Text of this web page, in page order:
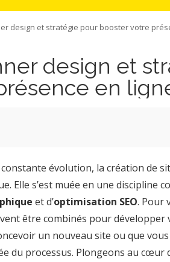
design et stratégie pour booster votre
design et
en
évolution, la création de
Elle s’est muée en une discipline
et d’optimisation SEO. Pour
être combinés pour développer
un nouveau site ou que
du processus. Plongeons au